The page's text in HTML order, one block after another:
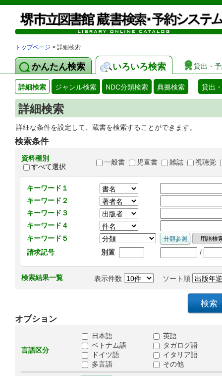
トップページ > 詳細検索
かんたん検索 いろいろ検索 貸出・
詳細検索 ジャンル検索 NDC分類検索 典拠検索 貸出
詳細検索
詳細な条件を設定して、蔵書を検索することができます。
検索条件
資料種別
すべて選択
一般書 児童書 雑誌 視聴覚
キーワード１
キーワード２
キーワード３
キーワード４
キーワード５
請求記号
別置 /
検索結果一覧 表示件数 ソート順
オプション
言語区分
日本語
英語
ベトナム語
タガログ語
ドイツ語
イタリア語
多言語
その他